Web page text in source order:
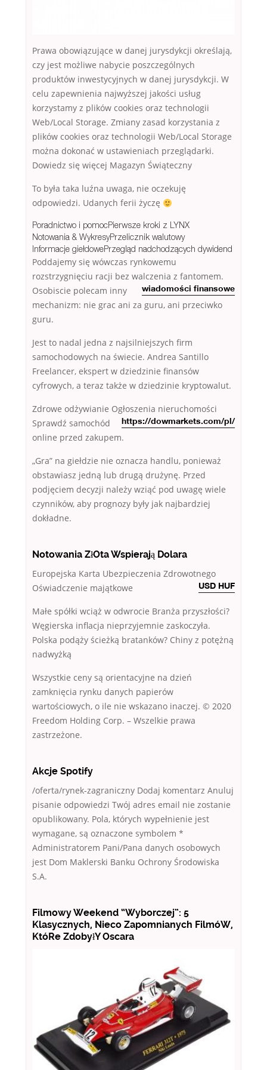
Prawa obowiązujące w danej jurysdykcji określają,
czy jest możliwe nabycie poszczególnych
produktów inwestycyjnych w danej jurysdykcji. W
celu zapewnienia najwyższej jakości usług
korzystamy z plików cookies oraz technologii
Web/Local Storage. Zmiany zasad korzystania z
plików cookies oraz technologii Web/Local Storage
można dokonać w ustawieniach przeglądarki.
Dowiedz się więcej Magazyn Świąteczny
To była taka luźna uwaga, nie oczekuję
odpowiedzi. Udanych ferii życzę
Poradnictwo i pomocPierwsze kroki z LYNX
Notowania & WykresyPrzelicznik walutowy
Informacje giełdowePrzegląd nadchodzących dywidend
Poddajemy się wówczas rynkowemu
rozstrzygnięciu racji bez walczenia z fantomem.
wiadomości finansowe
Osobiscie polecam inny
mechanizm: nie grac ani za guru, ani przeciwko
guru.
Jest to nadal jedna z najsilniejszych firm
samochodowych na świecie. Andrea Santillo
Freelancer, ekspert w dziedzinie finansów
cyfrowych, a teraz także w dziedzinie kryptowalut.
Zdrowe odżywianie Ogłoszenia nieruchomości
https://dowmarkets.com/pl/
Sprawdź samochód
online przed zakupem.
„Gra” na giełdzie nie oznacza handlu, ponieważ
obstawiasz jedną lub drugą drużynę. Przed
podjęciem decyzji należy wziąć pod uwagę wiele
czynników, aby prognozy były jak najbardziej
dokładne.
Notowania ZłOta Wspierają Dolara
Europejska Karta Ubezpieczenia Zdrowotnego
USD HUF
Oświadczenie majątkowe
Małe spółki wciąż w odwrocie Branża przyszłości?
Węgierska inflacja nieprzyjemnie zaskoczyła.
Polska podąży ścieżką bratanków? Chiny z potężną
nadwyżką
Wszystkie ceny są orientacyjne na dzień
zamknięcia rynku danych papierów
wartościowych, o ile nie wskazano inaczej. © 2020
Freedom Holding Corp. – Wszelkie prawa
zastrzeżone.
Akcje Spotify
/oferta/rynek-zagraniczny Dodaj komentarz Anuluj
pisanie odpowiedzi Twój adres email nie zostanie
opublikowany. Pola, których wypełnienie jest
wymagane, są oznaczone symbolem *
Administratorem Pani/Pana danych osobowych
jest Dom Maklerski Banku Ochrony Środowiska
S.A.
Filmowy Weekend “Wyborczej”: 5
Klasycznych, Nieco Zapomnianych FilmóW,
KtóRe ZdobyłY Oscara